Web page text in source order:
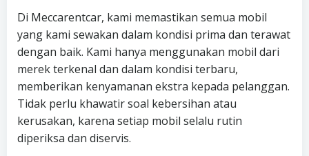
Di Meccarentcar, kami memastikan semua mobil
yang kami sewakan dalam kondisi prima dan terawat
dengan baik. Kami hanya menggunakan mobil dari
merek terkenal dan dalam kondisi terbaru,
memberikan kenyamanan ekstra kepada pelanggan.
Tidak perlu khawatir soal kebersihan atau
kerusakan, karena setiap mobil selalu rutin
diperiksa dan diservis.